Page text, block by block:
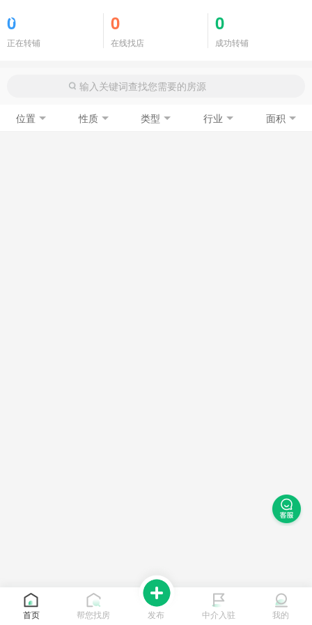
0
正在转铺
0
在线找店
0
成功转铺
位置 性质 类型 行业 面积
首页 帮您找房 发布 中介入驻 我的